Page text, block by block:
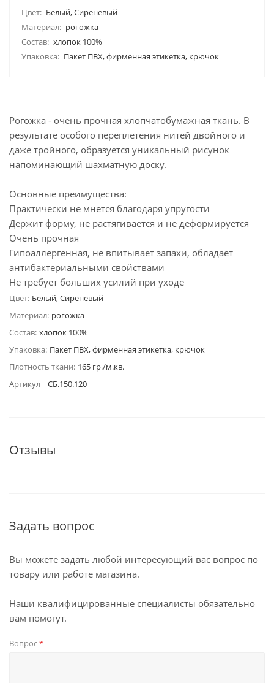
Цвет: Белый, Сиреневый
Материал: рогожка
Состав: хлопок 100%
Упаковка: Пакет ПВХ, фирменная этикетка, крючок
Рогожка - очень прочная хлопчатобумажная ткань. В
результате особого переплетения нитей двойного и
даже тройного, образуется уникальный рисунок
напоминающий шахматную доску.
Основные преимущества:
Практически не мнется благодаря упругости
Держит форму, не растягивается и не деформируется
Очень прочная
Гипоаллергенная, не впитывает запахи, обладает
антибактериальными свойствами
Не требует больших усилий при уходе
Цвет: Белый, Сиреневый
Материал: рогожка
Состав: хлопок 100%
Упаковка: Пакет ПВХ, фирменная этикетка, крючок
Плотность ткани: 165 гр./м.кв.
Артикул
СБ.150.120
Отзывы
Задать вопрос
Вы можете задать любой интересующий вас вопрос по
товару или работе магазина.
Наши квалифицированные специалисты обязательно
вам помогут.
Вопрос*